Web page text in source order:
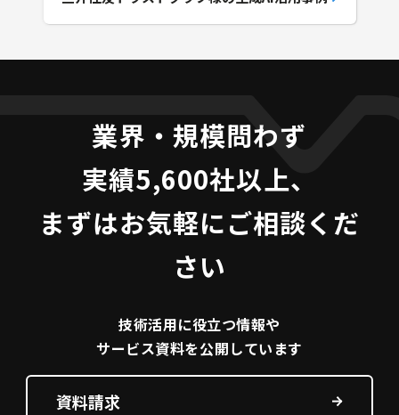
業界・規模問わず
実績5,600社以上、
まずはお気軽にご相談くだ
さい
技術活用に役立つ情報や
サービス資料を公開しています
資料請求